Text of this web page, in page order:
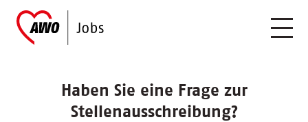
Haben Sie eine Frage zur
Stellenausschreibung?